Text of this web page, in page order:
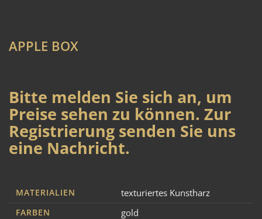
APPLE BOX
Bitte melden Sie sich an, um
Preise sehen zu können. Zur
Registrierung senden Sie uns
eine Nachricht.
MATERIALIEN texturiertes Kunstharz
FARBEN gold